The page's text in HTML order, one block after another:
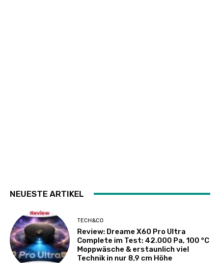
NEUESTE ARTIKEL
TECH&CO
Review: Dreame X60 Pro Ultra
Complete im Test: 42.000 Pa, 100 °C
Moppwäsche & erstaunlich viel
Technik in nur 8,9 cm Höhe